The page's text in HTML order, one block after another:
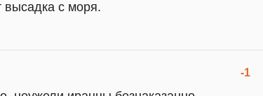
высадка с моря.
-1